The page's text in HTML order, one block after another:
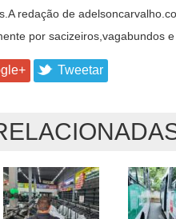
redação de
por sacizeiros,vagabundos
Tweetar